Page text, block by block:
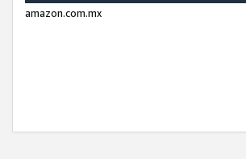
amazon.com.mx